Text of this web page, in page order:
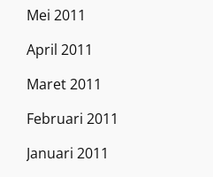
Mei 2011
April 2011
Maret 2011
Februari 2011
Januari 2011